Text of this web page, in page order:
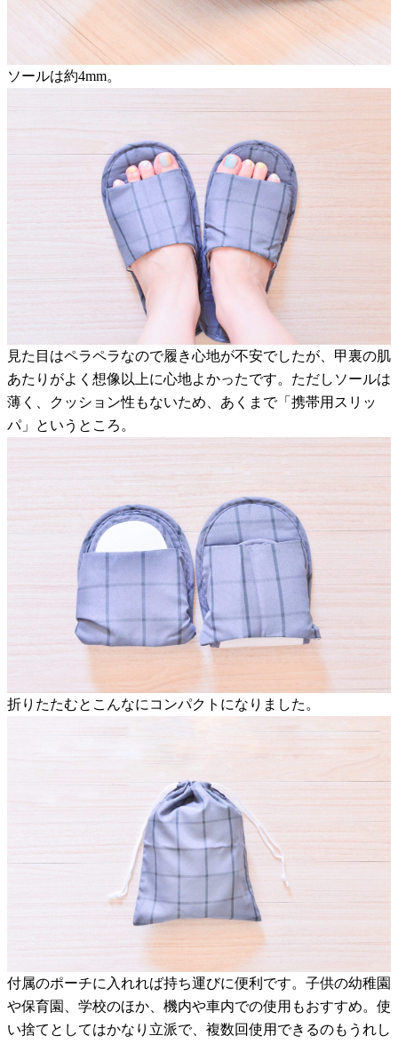
ソールは約4mm。
見た目はペラペラなので履き心地が不安でしたが、甲裏の肌
あたりがよく想像以上に心地よかったです。ただしソールは
薄く、クッション性もないため、あくまで「携帯用スリッ
パ」というところ。
折りたたむとこんなにコンパクトになりました。
付属のポーチに入れれば持ち運びに便利です。子供の幼稚園
や保育園、学校のほか、機内や車内での使用もおすすめ。使
い捨てとしてはかなり立派で、複数回使用できるのもうれし